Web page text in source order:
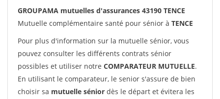
GROUPAMA mutuelles d'assurances 43190 TENCE
Mutuelle complémentaire santé pour sénior à TENCE
Pour plus d'information sur la mutuelle sénior, vous
pouvez consulter les différents contrats sénior
possibles et utiliser notre COMPARATEUR MUTUELLE.
En utilisant le comparateur, le senior s'assure de bien
choisir sa mutuelle sénior dès le départ et évitera les